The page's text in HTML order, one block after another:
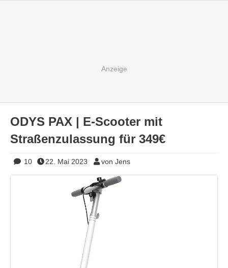
ODYS PAX | E-Scooter mit
Straßenzulassung für 349€
10 22. Mai 2023 von Jens